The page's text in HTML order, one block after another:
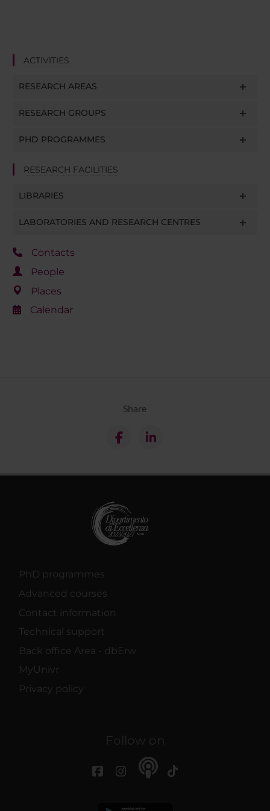
ACTIVITIES
RESEARCH AREAS
RESEARCH GROUPS
PHD PROGRAMMES
RESEARCH FACILITIES
LIBRARIES
LABORATORIES AND RESEARCH CENTRES
Contacts
People
Places
Calendar
Share
PhD programmes
Advanced courses
Contact information
Technical support
Back office Area - dbErw
MyUnivr
Privacy policy
Follow on